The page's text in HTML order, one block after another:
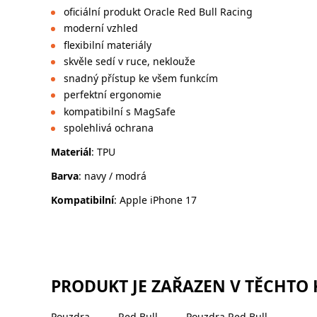
oficiální produkt Oracle Red Bull Racing
moderní vzhled
flexibilní materiály
skvěle sedí v ruce, neklouže
snadný přístup ke všem funkcím
perfektní ergonomie
kompatibilní s MagSafe
spolehlivá ochrana
Materiál: TPU
Barva: navy / modrá
Kompatibilní: Apple iPhone 17
PRODUKT JE ZAŘAZEN V TĚCHTO